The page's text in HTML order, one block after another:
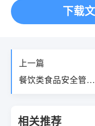
« 下载
上一篇
餐饮类食品安全管理
相关推荐